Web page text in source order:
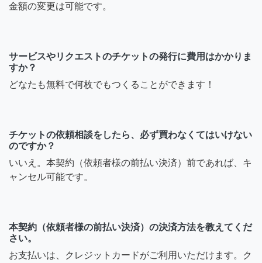
金額の変更は可能です。
サービスやリクエストのチケットの発行に費用はかかりま
すか？
どなたも無料で何枚でもつくることができます！
チケットの依頼相談をしたら、必ず買わなくてはいけない
のですか？
いいえ。本契約（依頼者様の前払い決済）前であれば、キ
ャンセル可能です。
本契約（依頼者様の前払い決済）の決済方法を教えてくだ
さい。
お支払いは、クレジットカードがご利用いただけます。ク